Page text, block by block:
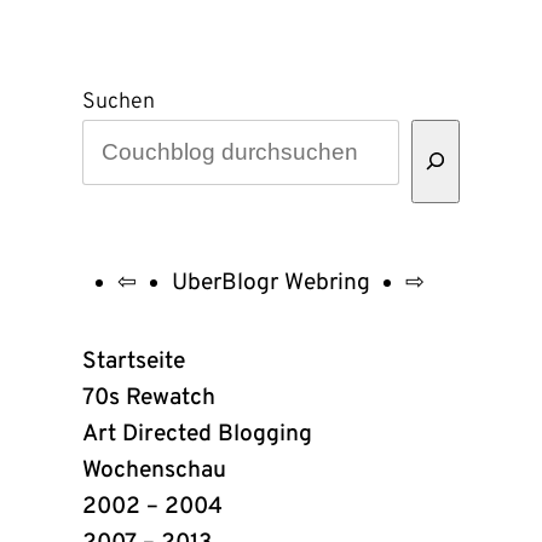
Suchen
UberBlogr
Webring
Links
⇦ UberBlogr Webring ⇨
Startseite
70s Rewatch
Art Directed Blogging
Wochenschau
2002 – 2004